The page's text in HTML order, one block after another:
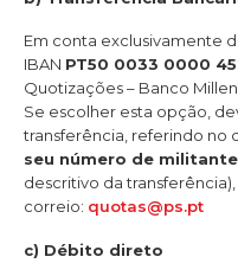
Em conta exclusivamente
IBAN PT50 0033 0000
Quotizações – Banco
Se escolher esta opção,
transferência, referindo no
seu número de militante
descritivo da
correio: quotas@ps.pt
c) Débito direto